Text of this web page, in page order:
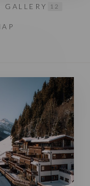
GALLERY 12